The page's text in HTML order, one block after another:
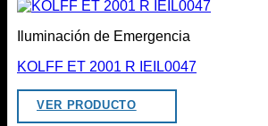
Iluminación de Emergencia
KOLFF ET 2001 R IEIL0047
VER PRODUCTO